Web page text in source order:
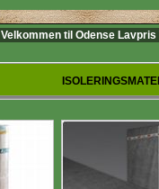
Velkommen til Odense